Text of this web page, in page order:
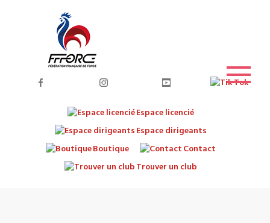
Espace licencié
Espace dirigeants
Boutique
Contact
Trouver un club